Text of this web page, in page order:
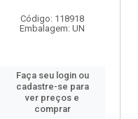
Código: 118918
Embalagem: UN
Faça seu login ou
cadastre-se para
ver preços e
comprar